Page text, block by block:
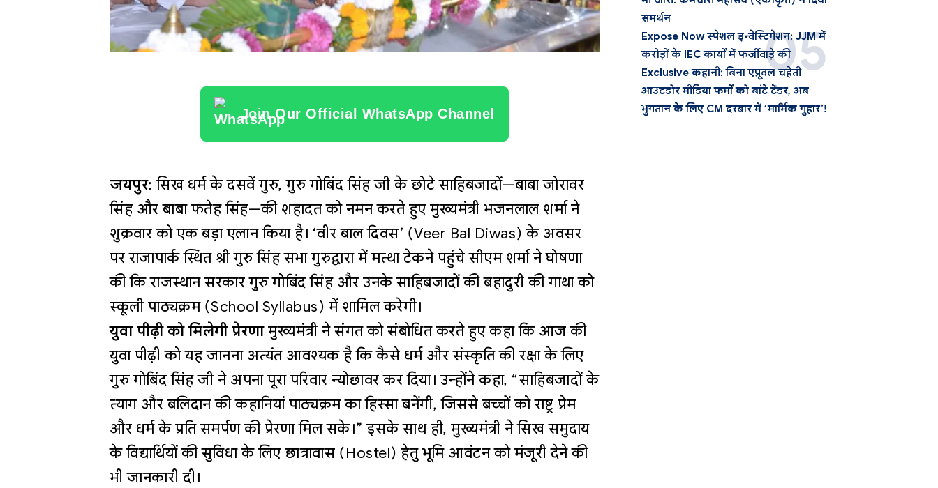
Join Our Official WhatsApp Channel
जयपुर: सिख धर्म के दसवें गुरु, गुरु गोबिंद सिंह जी के छोटे साहिबजादों—बाबा जोरावर
सिंह और बाबा फतेह सिंह—की शहादत को नमन करते हुए मुख्यमंत्री भजनलाल शर्मा ने
शुक्रवार को एक बड़ा एलान किया है। ‘वीर बाल दिवस’ (Veer Bal Diwas) के अवसर
पर राजापार्क स्थित श्री गुरु सिंह सभा गुरुद्वारा में मत्था टेकने पहुंचे सीएम शर्मा ने घोषणा
की कि राजस्थान सरकार गुरु गोबिंद सिंह और उनके साहिबजादों की बहादुरी की गाथा को
स्कूली पाठ्यक्रम (School Syllabus) में शामिल करेगी।
युवा पीढ़ी को मिलेगी प्रेरणामुख्यमंत्री ने संगत को संबोधित करते हुए कहा कि आज की
युवा पीढ़ी को यह जानना अत्यंत आवश्यक है कि कैसे धर्म और संस्कृति की रक्षा के लिए
गुरु गोबिंद सिंह जी ने अपना पूरा परिवार न्योछावर कर दिया। उन्होंने कहा, “साहिबजादों के
त्याग और बलिदान की कहानियां पाठ्यक्रम का हिस्सा बनेंगी, जिससे बच्चों को राष्ट्र प्रेम
और धर्म के प्रति समर्पण की प्रेरणा मिल सके।” इसके साथ ही, मुख्यमंत्री ने सिख समुदाय
के विद्यार्थियों की सुविधा के लिए छात्रावास (Hostel) हेतु भूमि आवंटन को मंजूरी देने की
भी जानकारी दी।
समर्थन
Expose Now स्पेशल इन्वेस्टिगेशन: JJM में
करोड़ों के IEC कार्यों में फर्जीवाड़े की
Exclusive कहानी: बिना एप्रूवल चहेती
आउटडोर मीडिया फर्मों को बांटे टेंडर, अब
भुगतान के लिए CM दरबार में ‘मार्मिक गुहार’!